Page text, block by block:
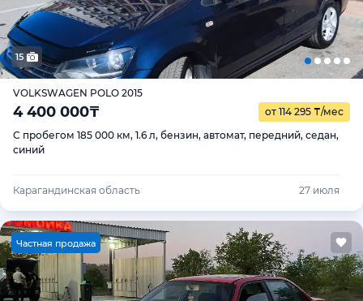
15
VOLKSWAGEN POLO 2015
4 400 000₸ от 114 295 ₸/мес
С пробегом 185 000 км, 1.6 л, бензин, автомат, передний, седан,
синий
Карагандинская область 27 июля
Частная продажа